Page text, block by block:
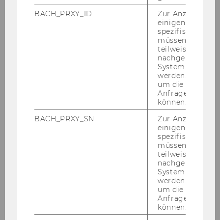
Dok­to­rats­stu­di­um Wirt­schafts­
BACH_PRXY_ID
Zur Anzeige von
einigen WU-
spezifischen
müssen
teilweise von
nachgelagerten
System
werden.
um die Antwort
Anfrage
können.
BACH_PRXY_SN
Zur Anzeige von
einigen WU-
spezifischen
müssen
teilweise von
nachgelagerten
System
werden.
um die Antwort
Anfrage
können.